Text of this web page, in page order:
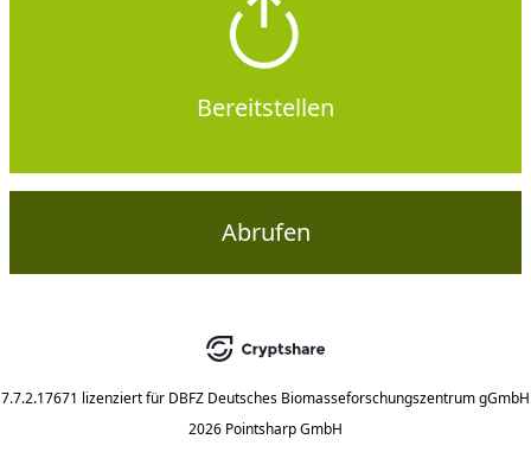
Bereitstellen
Abrufen
7.7.2.17671 lizenziert für DBFZ Deutsches Biomasseforschungszentrum gGmbH
2026 Pointsharp GmbH